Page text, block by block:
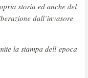
storia ed anche del
dall’invasore
la stampa dell’epoca